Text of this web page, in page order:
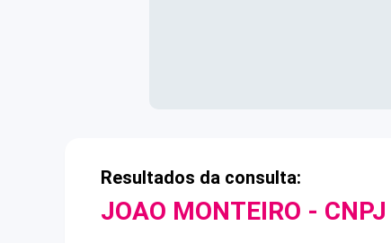
Resultados da consulta:
JOAO MONTEIRO - CNPJ